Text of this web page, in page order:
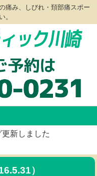
痛み、しびれ・頚部痛スポー
。
更新しました
）